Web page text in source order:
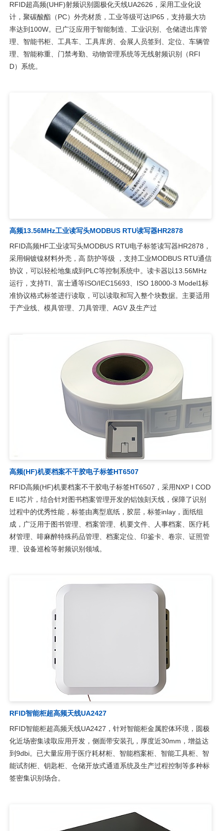
RFID超高频(UHF)射频识别圆极化天线UA2626，采用工业化设
计，聚碳酸酯（PC）外壳材质，工业等级可达IP65，支持最大功
率达到100W。已广泛应用于智能制造、工业识别、仓储进出库管
理、智能书柜、工具车、工具库房、会展人员签到、定位、车辆管
理、智能称重、门禁考勤、动物管理系统等无线射频识别（RFI
D）系统。
高频13.56MHz工业读写头MODBUS RTU读写器HR2878
RFID高频HF工业读写头MODBUS RTU电子标签读写器HR2878，
采用铜镀镍材料外壳，高 防护等级 ，支持工业MODBUS RTU通信
协议，可以轻松地集成到PLC等控制系统中。读卡器以13.56MHz
运行，支持TI、富士通等ISO/IEC15693、ISO 18000-3 Model1标
准协议格式标签进行读取，可以读取和写入整个块数据。主要适用
于产业线、模具管理、刀具管理、AGV 及生产过
高频(HF)机要档案不干胶电子标签HT6507
RFID高频(HF)机要档案不干胶电子标签HT6507，采用NXP I COD
E II芯片，结合针对图书档案管理开发的铝蚀刻天线，保障了识别
过程中的优秀性能，标签由离型底纸，胶层，标签inlay，面纸组
成，广泛用于图书管理、档案管理、机要文件、人事档案、医疗耗
材管理、啡麻醉特殊药品管理、档案定位、印鉴卡、卷宗、证照管
理、设备巡检等射频识别领域。
RFID智能柜超高频天线UA2427
RFID智能柜超高频天线UA2427，针对智能柜金属腔体环境，圆极
化近场密集读取应用开发，侧面带安装孔，厚度近30mm，增益达
到9dbi。已大量应用于医疗耗材柜、智能档案柜、智能工具柜、智
能试剂柜、钥匙柜、仓储开放式通道系统及生产过程控制等多种标
签密集识别场合。